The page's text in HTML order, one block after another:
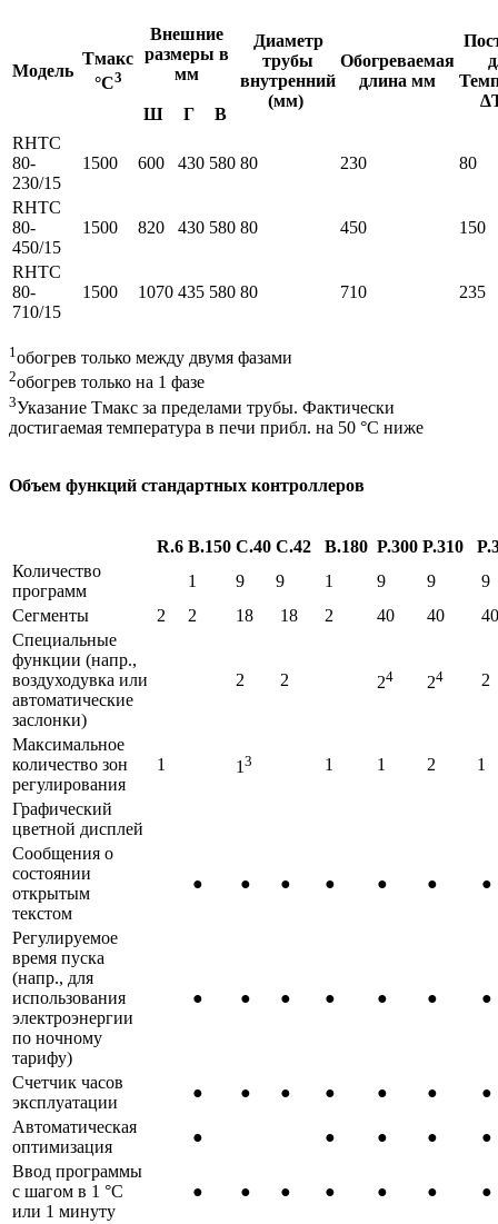
Модель
Tмакс
°C3
Внешние
размеры в
мм
Диаметр
трубы
внутренний
(мм)
Обогреваемая
длина мм
Ш Г
В
RHTC
80-
230/15
1500 600 430 580 80 230 80
RHTC
80-
450/15
1500 820 430 580 80 450 150
RHTC
80-
710/15
1500 1070 435 580 80 710 235
1 обогрев только между двумя фазами
2обогрев только на 1 фазе
3Указание Tмакс за пределами трубы. Фактически
достигаемая температура в печи прибл. на 50 °C ниже
Объем функций стандартных контроллеров
R.6 B.150 C.40 C.42 B.180 P.300 P.310
Количество
программ
1 9 9 1 9 9
9
Сегменты
2 2 18 18 2 40 40
40
Специальные
функции (напр.,
воздуходувка или
автоматические
заслонки)
2 2 24 24 2
Максимальное
количество зон
регулирования
1 1 3 1 1 2 1
Графический
цветной дисплей
Сообщения о
состоянии
открытым
текстом
● ● ● ● ● ● ●
Регулируемое
время пуска
(напр., для
использования
электроэнергии
по ночному
тарифу)
● ● ● ● ● ● ●
Счетчик часов
эксплуатации
● ● ● ● ● ●
●
Автоматическая
оптимизация
● ● ● ●
●
Ввод программы
с шагом в 1 °C
или 1 минуту
● ● ● ● ● ● ●